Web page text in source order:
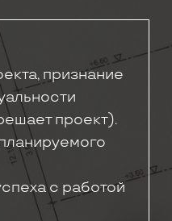
признание
проект).
с работой